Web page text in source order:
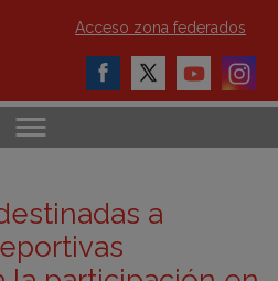
Acceso zona federados
a